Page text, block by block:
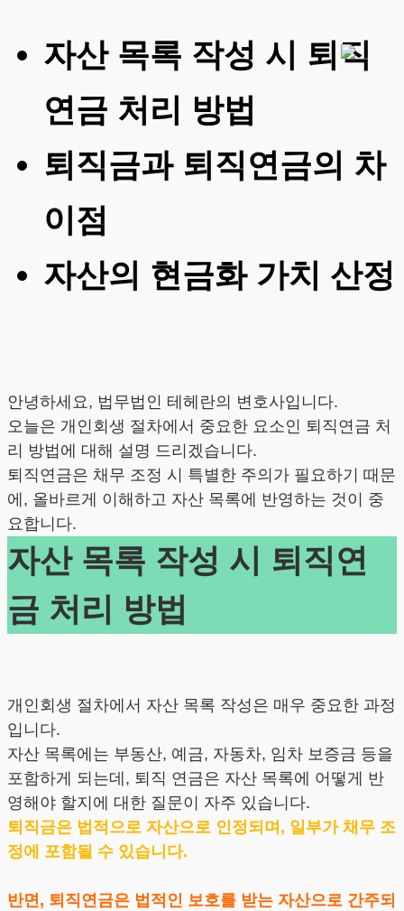
자산 목록 작성 시 퇴직
연금 처리 방법
퇴직금과 퇴직연금의 차
이점
자산의 현금화 가치 산정
안녕하세요, 법무법인 테헤란의 변호사입니다.
오늘은 개인회생 절차에서 중요한 요소인 퇴직연금 처
리 방법에 대해 설명 드리겠습니다.
퇴직연금은 채무 조정 시 특별한 주의가 필요하기 때문
에, 올바르게 이해하고 자산 목록에 반영하는 것이 중
요합니다.
자산 목록 작성 시 퇴직연
금 처리 방법
개인회생 절차에서 자산 목록 작성은 매우 중요한 과정
입니다.
자산 목록에는 부동산, 예금, 자동차, 임차 보증금 등을
포함하게 되는데, 퇴직 연금은 자산 목록에 어떻게 반
영해야 할지에 대한 질문이 자주 있습니다.
퇴직금은 법적으로 자산으로 인정되며, 일부가 채무 조
정에 포함될 수 있습니다.
반면, 퇴직연금은 법적인 보호를 받는 자산으로 간주되